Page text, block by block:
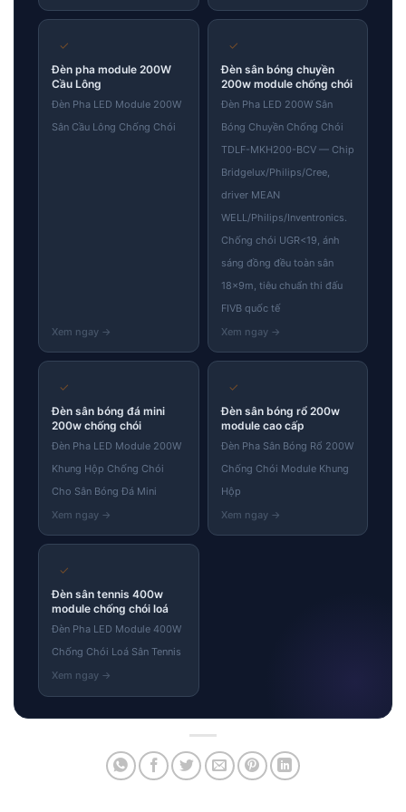
✓
Đèn pha module 200W
Cầu Lông
Đèn Pha LED Module 200W
Sân Cầu Lông Chống Chói
✓
Đèn sân bóng chuyền
200w module chống chói
Đèn Pha LED 200W Sân
Bóng Chuyền Chống Chói
TDLF-MKH200-BCV — Chip
Bridgelux/Philips/Cree,
driver MEAN
WELL/Philips/Inventronics.
Chống chói UGR<19, ánh
sáng đồng đều toàn sân
18×9m, tiêu chuẩn thi đấu
FIVB quốc tế
✓
Đèn sân bóng đá mini
200w chống chói
Đèn Pha LED Module 200W
Khung Hộp Chống Chói
Cho Sân Bóng Đá Mini
✓
Đèn sân bóng rổ 200w
module cao cấp
Đèn Pha Sân Bóng Rổ 200W
Chống Chói Module Khung
Hộp
✓
Đèn sân tennis 400w
module chống chói loá
Đèn Pha LED Module 400W
Chống Chói Loá Sân Tennis